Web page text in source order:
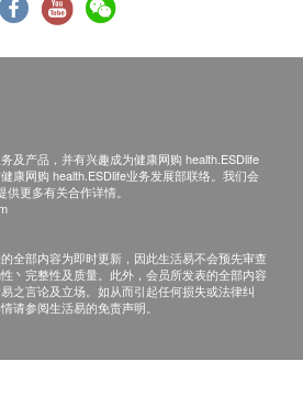
确认签收，恕不接受退换。
及产品，并有兴趣成为健康网购 health.ESDlife
康网购 health.ESDlife业务发展部联络。我们会
更多有关合作详情。
全部内容为即时更新，因此生活易不会预先审查
丶完整性及质量。此外，会员所发表的全部内容
之言论及立场。如从而引起任何损失或法律纠
请参阅生活易的免责声明。